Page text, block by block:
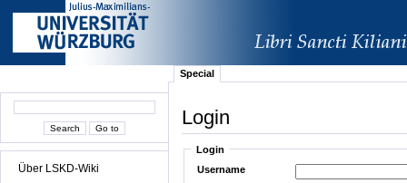
Über LSKD-Wiki
Special
Login
Login
Username